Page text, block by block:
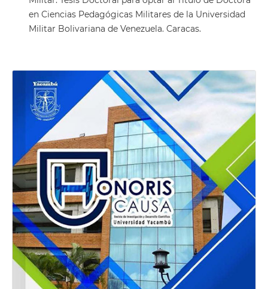
en Ciencias Pedagógicas Militares de la Universidad
Militar Bolivariana de Venezuela. Caracas.